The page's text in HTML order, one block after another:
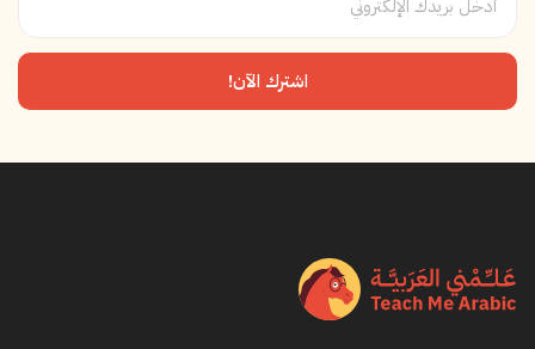
اشترك الآن!